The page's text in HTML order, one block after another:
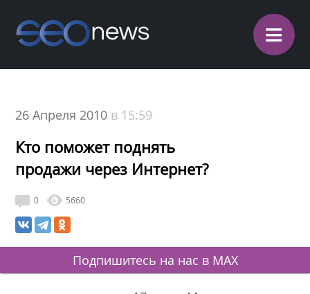
≡
26 Апреля 2010 в 15:59
Кто поможет поднять
продажи через Интернет?
0 5660
Подпишитесь на нас в MAX